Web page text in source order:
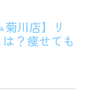
菊川店】リ
？痩せても